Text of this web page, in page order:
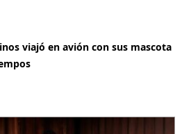
viajó en avión con sus mascota